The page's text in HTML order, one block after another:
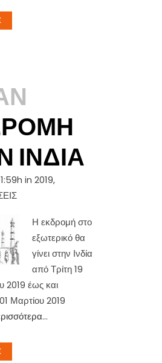
ΙΝΔΊΑ
in 2019,
Η εκδρομή στο
εξωτερικό θα
γίνει στην Ινδία
από Τρίτη 19
2019 έως και
Μαρτίου 2019
...